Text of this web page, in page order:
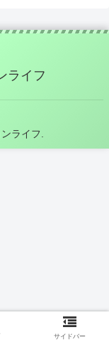
ライフ
ライフ.
サイドバー